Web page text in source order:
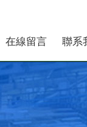
在線留言 聯系